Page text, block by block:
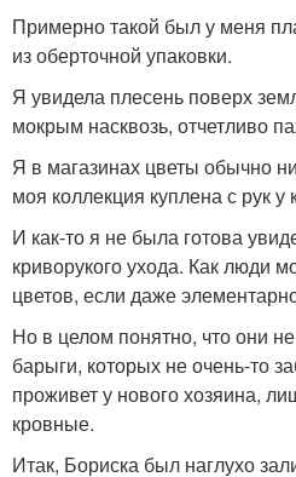
Примерно такой был у меня
из оберточной упаковки.
Я увидела плесень поверх
мокрым насквозь, отчетливо
Я в магазинах цветы обычно
моя коллекция куплена с рук у
И как-то я не была готова
криворукого ухода. Как люди
цветов, если даже
Но в целом понятно, что они
барыги, которых не очень-то
проживет у нового хозяина,
кровные.
Итак, Бориска был наглухо